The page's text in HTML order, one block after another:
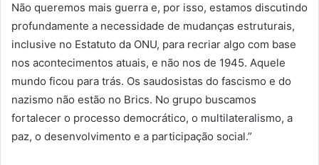
Não queremos mais guerra e, por isso, estamos discutindo
profundamente a necessidade de mudanças estruturais,
inclusive no Estatuto da ONU, para recriar algo com base
nos acontecimentos atuais, e não nos de 1945. Aquele
mundo ficou para trás. Os saudosistas do fascismo e do
nazismo não estão no Brics. No grupo buscamos
fortalecer o processo democrático, o multilateralismo, a
paz, o desenvolvimento e a participação social.”